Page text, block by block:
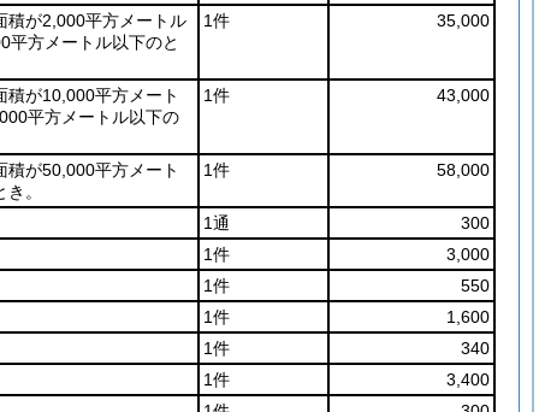
積が2,000平方メートル
平方メートル以下のと
1件 35,000
積が10,000平方メート
平方メートル以下の
1件 43,000
積が50,000平方メート
。
1件 58,000
1通
300
1件
3,000
1件
550
1件
1,600
1件
340
1件
3,400